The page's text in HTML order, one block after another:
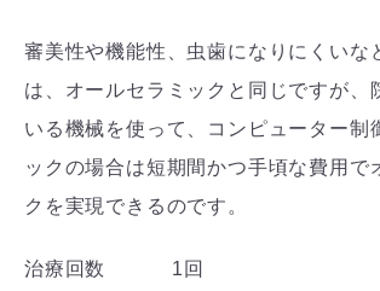
審美性や機能性、虫歯になりにくいな
は、オールセラミックと同じですが、
いる機械を使って、コンピューター制
ックの場合は短期間かつ手頃な費用で
クを実現できるのです。
治療回数 1回